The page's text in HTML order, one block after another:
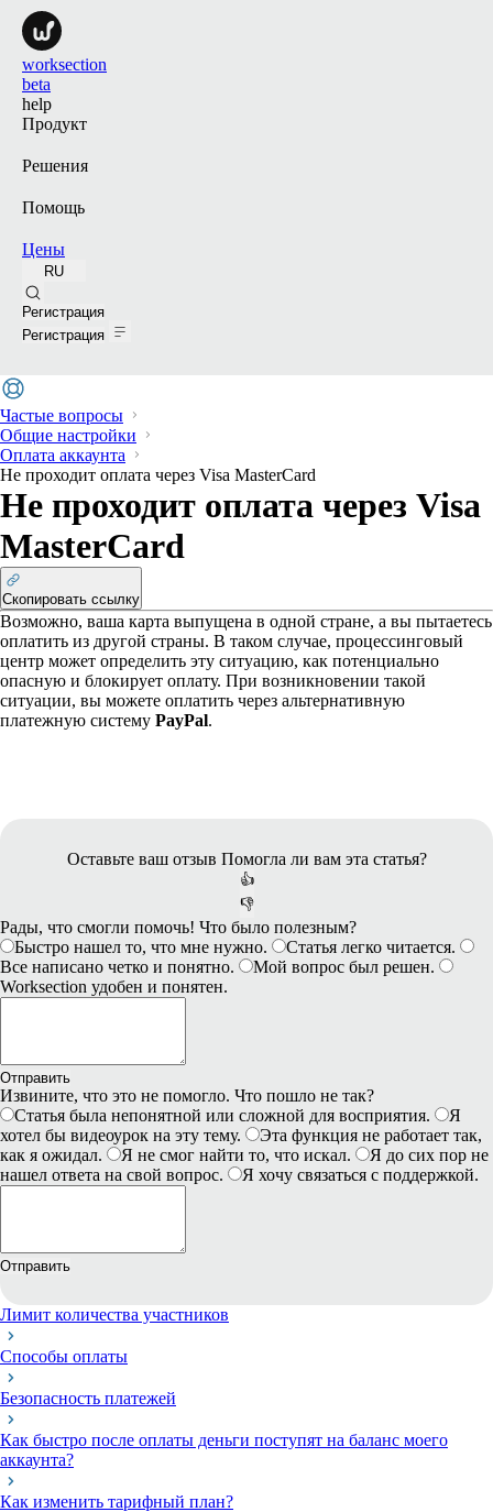
worksection
beta
help
Продукт
Решения
Помощь
Цены
RU
Регистрация
Регистрация
Частые вопросы
Общие настройки
Оплата аккаунта
Не проходит оплата через Visa MasterCard
Не проходит оплата через Visa
MasterCard
Скопировать ссылку
Возможно, ваша карта выпущена в одной стране, а вы пытаетесь
оплатить из другой страны. В таком случае, процессинговый
центр может определить эту ситуацию, как потенциально
опасную и блокирует оплату. При возникновении такой
ситуации, вы можете оплатить через альтернативную
платежную систему PayPal.
Оставьте ваш отзыв Помогла ли вам эта статья?
👍
👎
Рады, что смогли помочь! Что было полезным?
Быстро нашел то, что мне нужно.
Статья легко читается.
Все написано четко и понятно.
Мой вопрос был решен.
Worksection удобен и понятен.
Отправить
Извините, что это не помогло. Что пошло не так?
Статья была непонятной или сложной для восприятия.
Я
хотел бы видеоурок на эту тему.
Эта функция не работает так,
как я ожидал.
Я не смог найти то, что искал.
Я до сих пор не
нашел ответа на свой вопрос.
Я хочу связаться с поддержкой.
Отправить
Лимит количества участников
Способы оплаты
Безопасность платежей
Как быстро после оплаты деньги поступят на баланс моего
аккаунта?
Как изменить тарифный план?